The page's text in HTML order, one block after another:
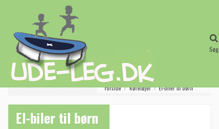
Søg
Forside Køretøjer El-biler til børn
El-biler til børn